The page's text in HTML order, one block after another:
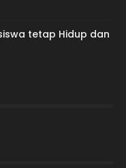
tetap Hidup dan